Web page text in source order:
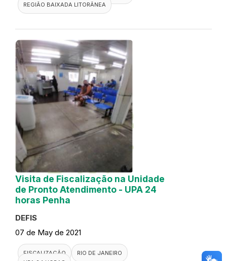
REGIÃO BAIXADA LITORÂNEA
Visita de Fiscalização na Unidade
de Pronto Atendimento - UPA 24
horas Penha
DEFIS
07 de May de 2021
FISCALIZAÇÃO
RIO DE JANEIRO